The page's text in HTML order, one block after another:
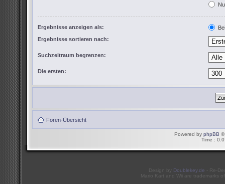
Ergebnisse anzeigen als:
Ergebnisse sortieren nach:
Suchzeitraum begrenzen:
Die ersten:
Foren-Übersicht
Powered by phpBB ©
Time :
Design by Doublekey.de - Re-
Mario Kart and Wii are trademarks